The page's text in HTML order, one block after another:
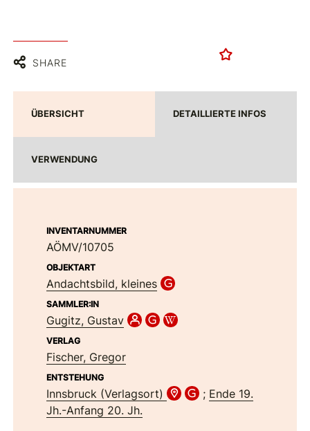
SHARE
ÜBERSICHT DETAILLIERTE INFOS
VERWENDUNG
INVENTARNUMMER
AÖMV/10705
OBJEKTART
Andachtsbild, kleines
SAMMLER:IN
Gugitz, Gustav
VERLAG
Fischer, Gregor
ENTSTEHUNG
Innsbruck (Verlagsort) ; Ende 19.
Jh.-Anfang 20. Jh.